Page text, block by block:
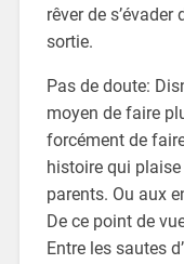
rêver de
sortie.
Pas de doute:
moyen de faire
forcément de
histoire qui
parents. Ou aux
De ce point de
Entre les sautes